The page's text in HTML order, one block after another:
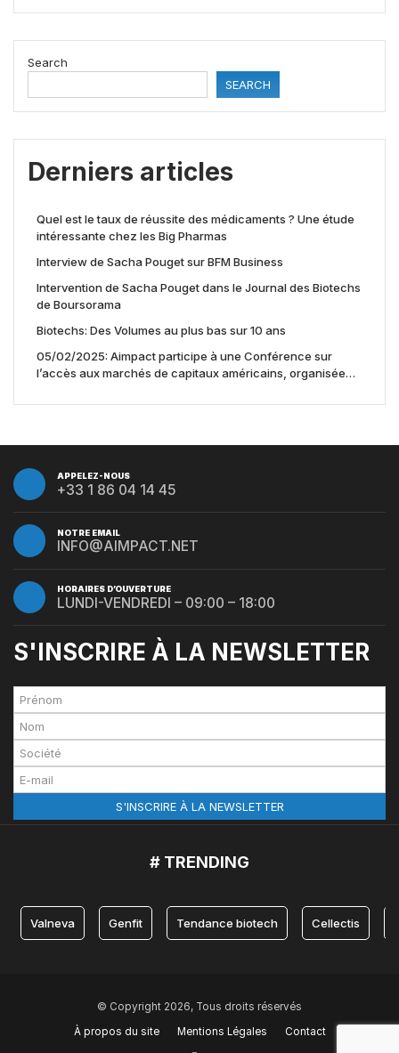
Search
SEARCH
Derniers articles
Quel est le taux de réussite des médicaments ? Une étude
intéressante chez les Big Pharmas
Interview de Sacha Pouget sur BFM Business
Intervention de Sacha Pouget dans le Journal des Biotechs
de Boursorama
Biotechs: Des Volumes au plus bas sur 10 ans
05/02/2025: Aimpact participe à une Conférence sur
l’accès aux marchés de capitaux américains, organisée
APPELEZ-NOUS
+33 1 86 04 14 45
NOTRE EMAIL
INFO@AIMPACT.NET
HORAIRES D’OUVERTURE
LUNDI-VENDREDI – 09:00 – 18:00
S'INSCRIRE À LA NEWSLETTER
# TRENDING
Valneva Genfit Tendance biotech Cellectis
© Copyright 2026, Tous droits réservés
À propos du site
Mentions Légales Contact